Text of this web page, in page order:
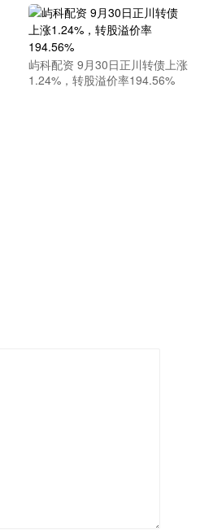
屿科配资 9月30日正川转债上涨
1.24%，转股溢价率194.56%